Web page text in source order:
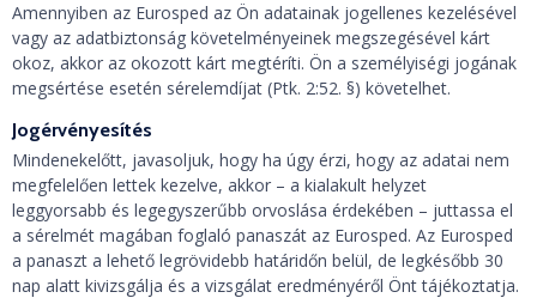
Amennyiben az Eurosped az Ön adatainak jogellenes kezelésével
vagy az adatbiztonság követelményeinek megszegésével kárt
okoz, akkor az okozott kárt megtéríti. Ön a személyiségi jogának
megsértése esetén sérelemdíjat (Ptk. 2:52. §) követelhet.
Jogérvényesítés
Mindenekelőtt, javasoljuk, hogy ha úgy érzi, hogy az adatai nem
megfelelően lettek kezelve, akkor – a kialakult helyzet
leggyorsabb és legegyszerűbb orvoslása érdekében – juttassa el
a sérelmét magában foglaló panaszát az Eurosped. Az Eurosped
a panaszt a lehető legrövidebb határidőn belül, de legkésőbb 30
nap alatt kivizsgálja és a vizsgálat eredményéről Önt tájékoztatja.